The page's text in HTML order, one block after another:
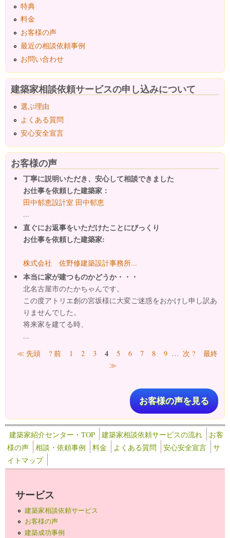
特典
料金
お客様の声
最近の相談依頼事例
お問い合わせ
建築家相談依頼サービスの申し込みについて
選ぶ理由
よくある質問
安心安全宣言
お客様の声
丁寧に説明いただき、安心して相談できました
お仕事を依頼した建築家：
田中郁恵設計室 田中郁恵
...
直ぐにお返事をいただけたことにびっくり
お仕事を依頼した建築家:
株式会社 佐野修建築設計事務所...
本当に家が建つものかどうか・・・
北名古屋市のたかちゃんです。
この度アトリエ創の宮坂様に大変ご迷惑をおかけし申し訳あ
りませんでした。
将来家を建てる時、
...
ページ
≪ 先頭 ? 前 1 2 3 4 5 6 7 8 9 … 次 ?
最終
≫
お客様の声を見る
建築家紹介センター・TOP 建築家相談依頼サービスの流れ
お客
様の声
相談・依頼事例 料金 よくある質問 安心安全宣言
サ
イトマップ
サービス
建築家相談依頼サービス
お客様の声
建築成功事例